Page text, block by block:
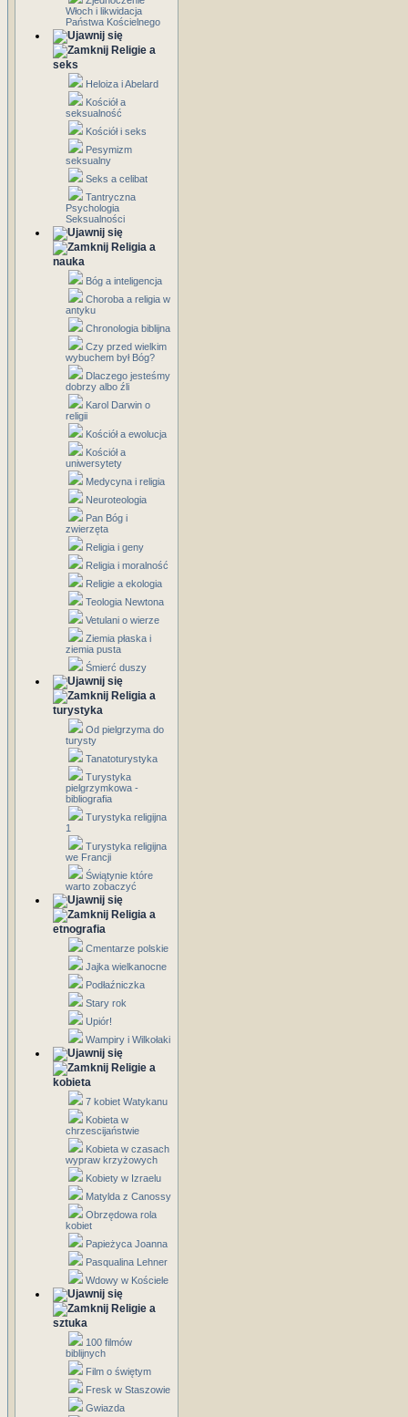
Włoch i likwidacja
Państwa Kościelnego
Religie a
seks
Heloiza i Abelard
Kościół a
seksualność
Kościół i seks
Pesymizm
seksualny
Seks a celibat
Tantryczna
Psychologia
Seksualności
Religia a
nauka
Bóg a inteligencja
Choroba a religia w
antyku
Chronologia biblijna
Czy przed wielkim
wybuchem był Bóg?
Dlaczego jesteśmy
dobrzy albo źli
Karol Darwin o
religii
Kościół a ewolucja
Kościół a
uniwersytety
Medycyna i religia
Neuroteologia
Pan Bóg i
zwierzęta
Religia i geny
Religia i moralność
Religie a ekologia
Teologia Newtona
Vetulani o wierze
Ziemia płaska i
ziemia pusta
Śmierć duszy
Religia a
turystyka
Od pielgrzyma do
turysty
Tanatoturystyka
Turystyka
pielgrzymkowa -
bibliografia
Turystyka religijna
1
Turystyka religijna
we Francji
Świątynie które
warto zobaczyć
Religia a
etnografia
Cmentarze polskie
Jajka wielkanocne
Podłaźniczka
Stary rok
Upiór!
Wampiry i Wilkołaki
Religie a
kobieta
7 kobiet Watykanu
Kobieta w
chrzescijaństwie
Kobieta w czasach
wypraw krzyżowych
Kobiety w Izraelu
Matylda z Canossy
Obrzędowa rola
kobiet
Papieżyca Joanna
Pasqualina Lehner
Wdowy w Kościele
Religie a
sztuka
100 filmów
biblijnych
Film o świętym
Fresk w Staszowie
Gwiazda